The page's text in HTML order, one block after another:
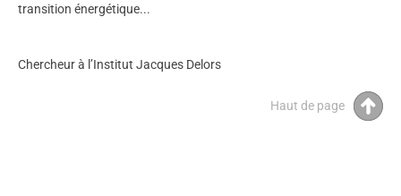
transition énergétique...
Chercheur à l’Institut Jacques Delors
Haut de page